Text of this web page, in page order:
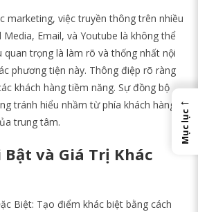
marketing, việc truyền thông trên nhiều
Email, và Youtube là không thể
quan trọng là làm rõ và thống nhất nội
phương tiện này. Thông điệp rõ ràng
khách hàng tiềm năng. Sự đồng bộ
tránh hiểu nhầm từ phía khách hàng
trung tâm.
và Giá Trị Khác
Biệt: Tạo điểm khác biệt bằng cách
←
Mục lục